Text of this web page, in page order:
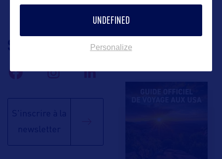
SUIVEZ-NOUS
S'inscrire à la
newsletter
TÉLÉCHARGEZ LA
UNDEFINED
Personalize